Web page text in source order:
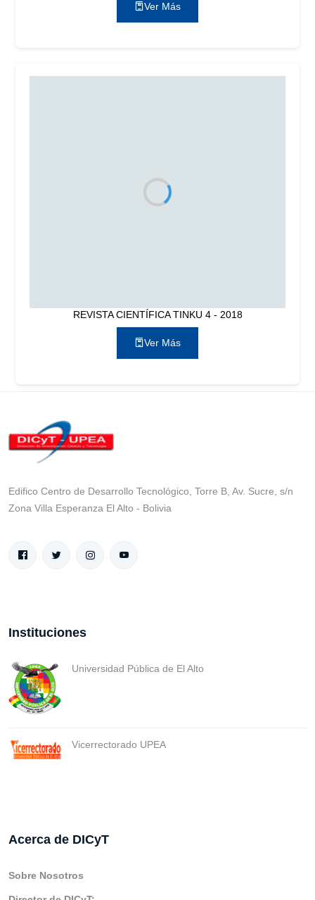
Ver Más
REVISTA CIENTÍFICA TINKU 4 - 2018
Ver Más
Edifico Centro de Desarrollo Tecnológico, Torre B, Av. Sucre, s/n
Zona Villa Esperanza El Alto - Bolivia
Instituciones
Universidad Pública de El Alto
Vicerrectorado UPEA
Acerca de DICyT
Sobre Nosotros